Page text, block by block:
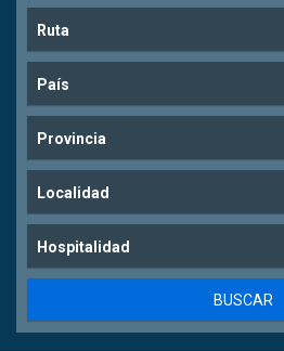
Ruta
País
Provincia
Localidad
Hospitalidad